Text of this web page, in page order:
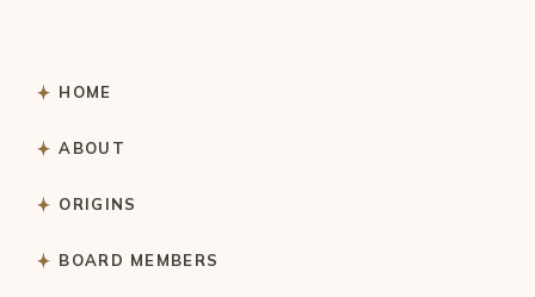
HOME
ABOUT
ORIGINS
BOARD MEMBERS